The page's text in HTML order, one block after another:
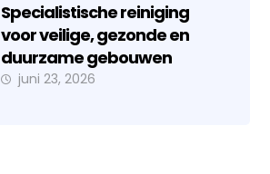
Specialistische reiniging
voor veilige, gezonde en
duurzame gebouwen
juni 23, 2026